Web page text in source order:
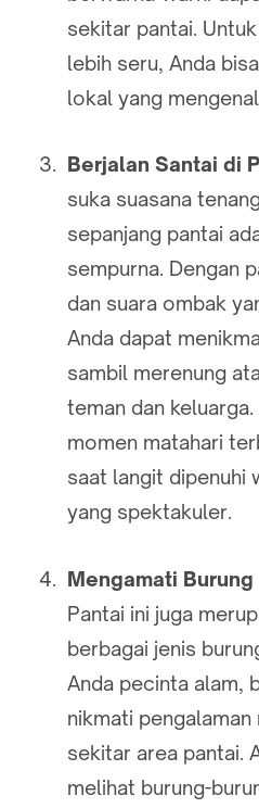
sekitar pantai.
lebih seru, Anda
lokal yang
Berjalan Santai di
suka suasana
sepanjang pantai
sempurna. Dengan
dan suara ombak
Anda dapat
sambil merenung
teman dan
momen matahari
saat langit dipenuhi
yang spektakuler.
Mengamati
Pantai ini juga
berbagai jenis
Anda pecinta alam,
nikmati
sekitar area pantai.
melihat burung-